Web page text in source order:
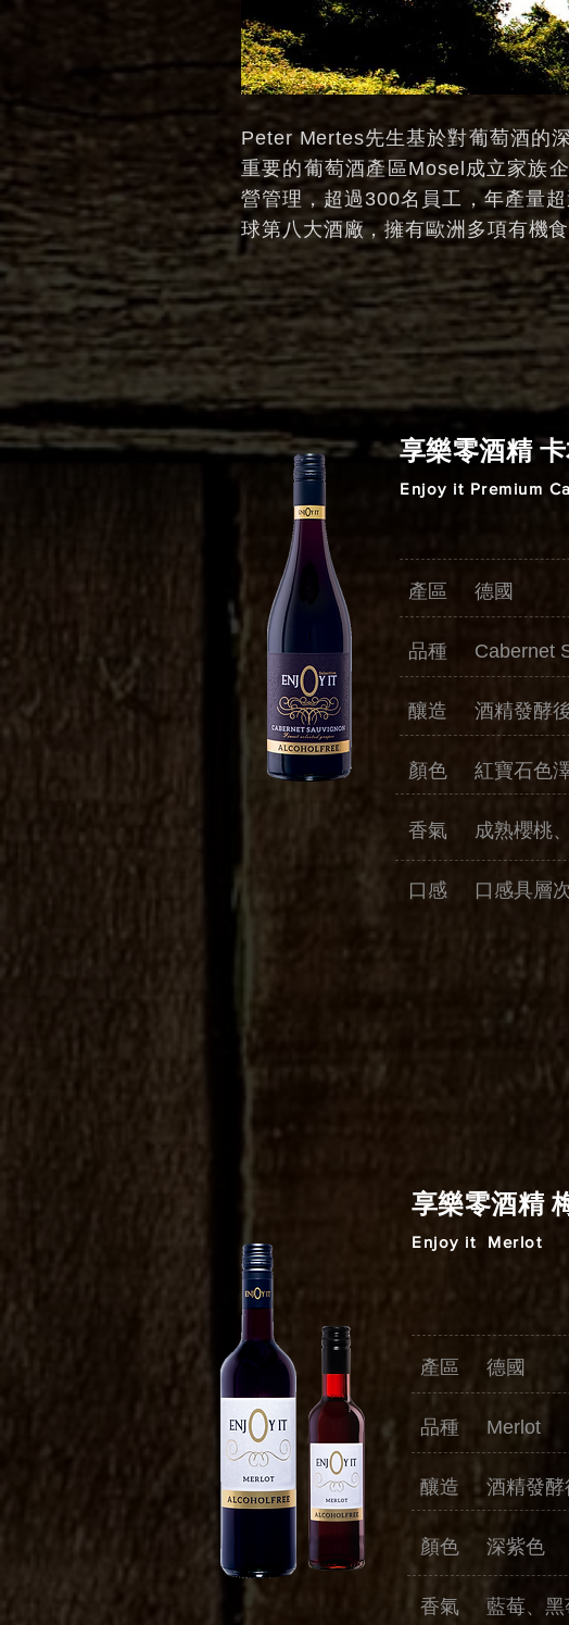
Peter Mertes先生基於對葡萄酒的
重要的葡萄酒產區Mosel成立家族
營管理，超過300名員工，年產量
球第八大酒廠，擁有歐洲多項有機
享樂零酒精
Enjoy it Premium
產區 德國
品種 Cabernet
釀造 酒精發酵
顏色 紅寶石色
香氣 成熟櫻桃、
口感 口感具層
享樂零酒精
Enjoy it Merlot
產區 德國
品種 Merlot
釀造 酒精發酵
顏色 深紫色
香氣 藍莓、黑